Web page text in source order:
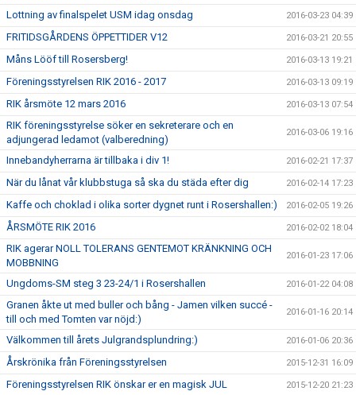
Lottning av finalspelet USM idag onsdag 2016-03-23 04:39
FRITIDSGÅRDENS ÖPPETTIDER V12 2016-03-21 20:55
Måns Lööf till Rosersberg! 2016-03-13 19:21
Föreningsstyrelsen RIK 2016 - 2017 2016-03-13 09:19
RIK årsmöte 12 mars 2016 2016-03-13 07:54
RIK föreningsstyrelse söker en sekreterare och en
adjungerad ledamot (valberedning)
2016-03-06 19:16
Innebandyherrarna är tillbaka i div 1! 2016-02-21 17:37
När du lånat vår klubbstuga så ska du städa efter dig 2016-02-14 17:23
Kaffe och choklad i olika sorter dygnet runt i Rosershallen:) 2016-02-05 19:26
ÅRSMÖTE RIK 2016 2016-02-02 18:04
RIK agerar NOLL TOLERANS GENTEMOT KRÄNKNING OCH
MOBBNING
2016-01-23 17:06
Ungdoms-SM steg 3 23-24/1 i Rosershallen 2016-01-22 04:08
Granen åkte ut med buller och bång - Jamen vilken succé -
till och med Tomten var nöjd:)
2016-01-16 20:14
Välkommen till årets Julgrandsplundring:) 2016-01-06 20:36
Årskrönika från Föreningsstyrelsen 2015-12-31 16:09
Föreningsstyrelsen RIK önskar er en magisk JUL 2015-12-20 21:23